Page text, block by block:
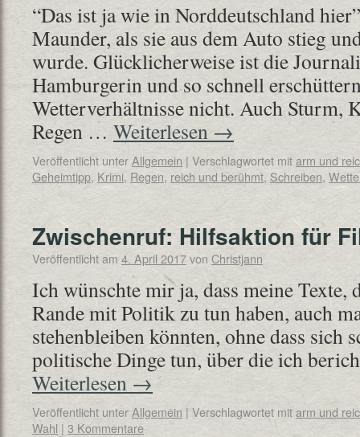
“Das ist ja wie in Norddeutschland
Maunder, als sie aus dem Auto stieg
wurde. Glücklicherweise ist die
Hamburgerin und so schnell
Wetterverhältnisse nicht. Auch Sturm,
Regen … Weiterlesen →
Veröffentlicht unterAllgemein | Verschlagwortet mitarm und
Geheimtipp, Krimi, Regen, reich und berühmt, Schreiben,
Zwischenruf: Hilfsaktion für
Veröffentlicht am 4. April 2017von Christjann
Ich wünschte mir ja, dass meine Texte,
Rande mit Politik zu tun haben, auch
stehenbleiben könnten, ohne dass sich
politische Dinge tun, über die ich
Weiterlesen →
Veröffentlicht unterAllgemein | Verschlagwortet mitarm und
Wahl | 3 Kommentare